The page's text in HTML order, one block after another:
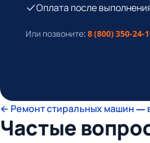
Оплата после
Или позвоните: 8 (800) 350-24-
← Ремонт стиральных машин —
Частые